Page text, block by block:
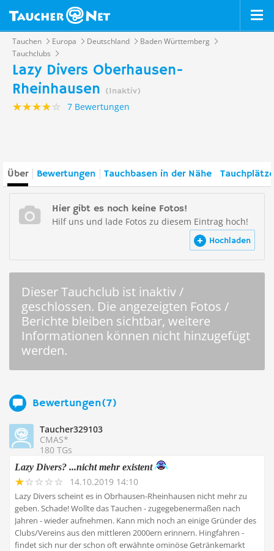
Tauchen Europa Deutschland
Baden Württemberg
Tauchclubs
Lazy Divers Oberhausen-
Rheinhausen (Inaktiv)
7 Bewertungen
Über Bewertungen Tauchbasen in der Nähe
Hier gibt es noch keine Fotos!
Hilf uns und lade Fotos zu diesem Eintrag hoch!
Hochladen
Dieser Tauchclub ist inaktiv /
geschlossen. Die angezeigten Fotos /
Berichte bleiben sichtbar, weitere
Informationen können nicht hinzugefügt
werden.
Bewertungen(7)
Taucher329103
CMAS*
180 TGs
Lazy Divers? ...nicht mehr existent
14.10.2019 14:10
Lazy Divers scheint es in Obrhausen-Rheinhausen nicht mehr zu
geben. Schade! Wollte das Tauchen - zugegebenermaßen nach
Jahren - wieder aufnehmen. Kann mich noch an einige Gründer des
Clubs/Vereins aus den mittleren 2000ern erinnern. Hingfahren -
findet sich nur der schon oft erwähnte ominöse Getränkemarkt